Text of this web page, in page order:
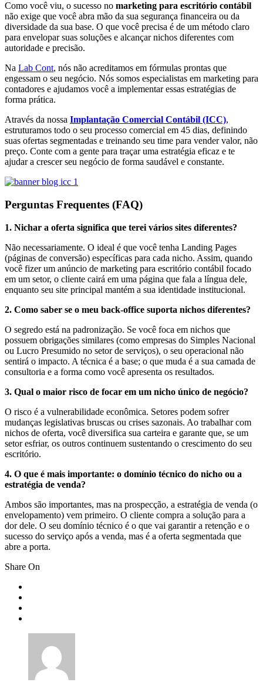
Como você viu, o sucesso no marketing para escritório contábil
não exige que você abra mão da sua segurança financeira ou da
diversidade da sua base. O que você precisa é de um método claro
para envelopar suas soluções e alcançar nichos diferentes com
autoridade e precisão.
Na Lab Cont, nós não acreditamos em fórmulas prontas que
engessam o seu negócio. Nós somos especialistas em marketing para
contadores e ajudamos você a implementar essas estratégias de
forma prática.
Através da nossa Implantação Comercial Contábil (ICC),
estruturamos todo o seu processo comercial em 45 dias, definindo
suas ofertas segmentadas e treinando seu time para vender valor, não
preço. Conte com a gente para traçar uma estratégia eficaz e te
ajudar a crescer seu negócio de forma saudável e constante.
Perguntas Frequentes (FAQ)
1. Nichar a oferta significa que terei vários sites diferentes?
Não necessariamente. O ideal é que você tenha Landing Pages
(páginas de conversão) específicas para cada nicho. Assim, quando
você fizer um anúncio de marketing para escritório contábil focado
em um setor, o cliente cairá em uma página que fala a língua dele,
enquanto seu site principal mantém a sua identidade institucional.
2. Como saber se o meu back-office suporta nichos diferentes?
O segredo está na padronização. Se você foca em nichos que
possuem obrigações similares (como empresas do Simples Nacional
ou Lucro Presumido no setor de serviços), o seu operacional não
sentirá o impacto. A técnica é a base; o que muda é a sua camada de
consultoria e a forma como você apresenta os resultados.
3. Qual o maior risco de focar em um nicho único de negócio?
O risco é a vulnerabilidade econômica. Setores podem sofrer
mudanças legislativas bruscas ou crises sazonais. Ao trabalhar com
nichos de oferta, você diversifica sua carteira e garante que, se um
setor esfriar, os outros continuem sustentando o crescimento do seu
escritório.
4. O que é mais importante: o domínio técnico do nicho ou a
estratégia de venda?
Ambos são importantes, mas na prospecção, a estratégia de venda (o
envelopamento) vem primeiro. O cliente compra a solução para a
dor dele. O seu domínio técnico é o que vai garantir a retenção e o
sucesso do serviço após a venda, mas é a oferta segmentada que
abre a porta.
Share On